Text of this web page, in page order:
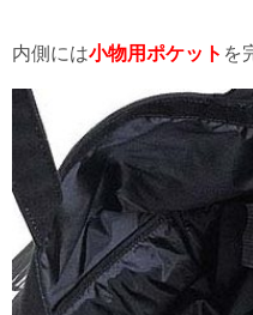
内側には小物用ポケット を